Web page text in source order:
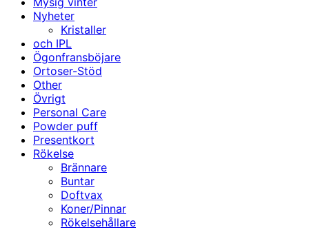
Nyheter
Kristaller
och IPL
Ögonfransböjare
Ortoser-Stöd
Other
Övrigt
Personal Care
Powder puff
Presentkort
Rökelse
Brännare
Buntar
Doftvax
Koner/Pinnar
Rökelsehållare